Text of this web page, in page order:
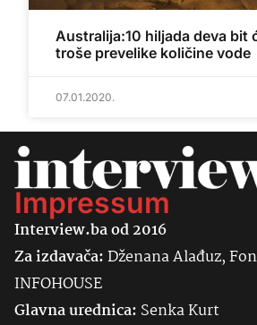
Australija:10 hiljada deva bit
troše prevelike količine vode
07.01.2020.
Impressum
Interview.ba od 2016
Za izdavača:Dženana Alađuz,
INFOHOUSE
Glavna urednica: SenkaKurt